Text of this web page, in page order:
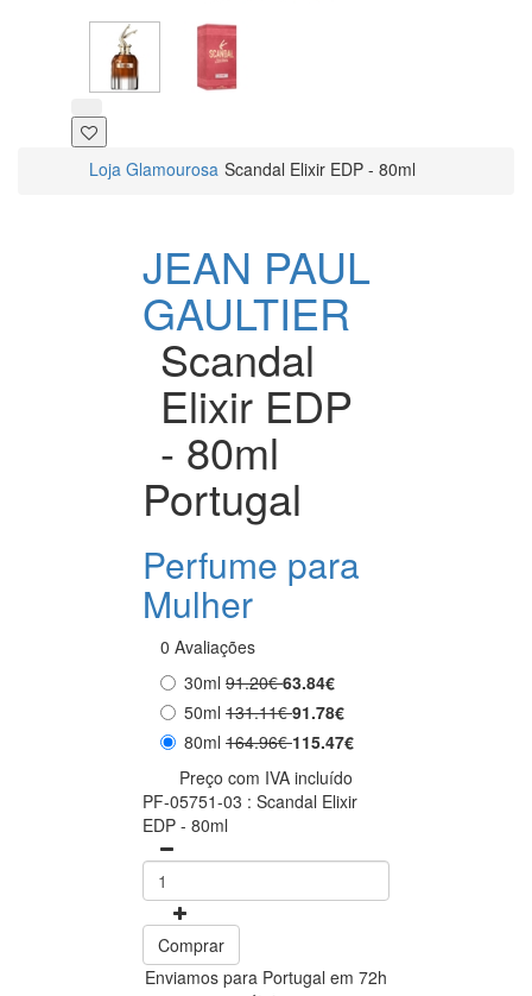
Loja Glamourosa Scandal Elixir EDP - 80ml
JEAN PAUL
GAULTIER
Scandal
Elixir EDP
- 80ml
Portugal
Perfume para
Mulher
0 Avaliações
30ml 91.20€63.84€
50ml 131.11€91.78€
80ml 164.96€115.47€
Preço com IVA incluído
PF-05751-03 : Scandal Elixir
EDP - 80ml
Comprar
Enviamos para Portugal em 72h